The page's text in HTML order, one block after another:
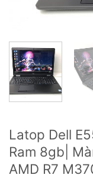
Latop Dell
Ram 8gb|
AMD R7